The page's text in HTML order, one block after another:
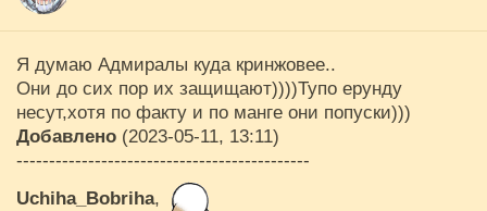
Я думаю Адмиралы куда кринжовее..
Они до сих пор их защищают))))Тупо ерунду
несут,хотя по факту и по манге они попуски)))
Добавлено (2023-05-11, 13:11)
---------------------------------------------
Uchiha_Bobriha,